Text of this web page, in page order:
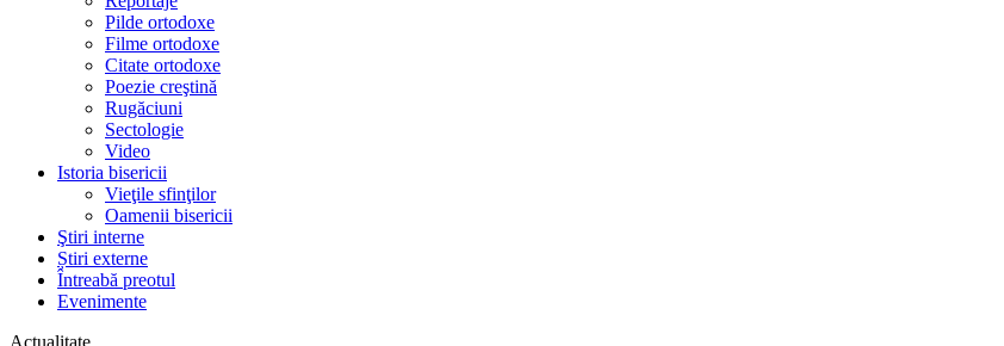
Pilde ortodoxe
Filme ortodoxe
Citate ortodoxe
Poezie creştină
Rugăciuni
Sectologie
Video
Istoria bisericii
Vieţile sfinţilor
Oamenii bisericii
Ştiri interne
Știri externe
Întreabă preotul
Evenimente
Actualitate